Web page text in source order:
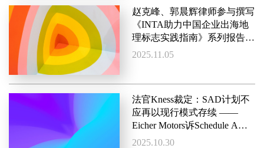
赵克峰、郭晨辉律师参与撰写
《INTA助力中国企业出海地
理标志实践指南》系列报告法
国篇
2025.11.05
法官Kness裁定：SAD计划不
应再以现行模式存续 ——
Eicher Motors诉Schedule A被
告案
2025.10.30